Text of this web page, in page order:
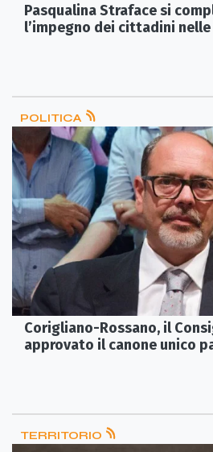
Pasqualina Straface si
l’impegno dei cittadini
POLITICA
Corigliano-Rossano, il
approvato il canone unico
TERRITORIO